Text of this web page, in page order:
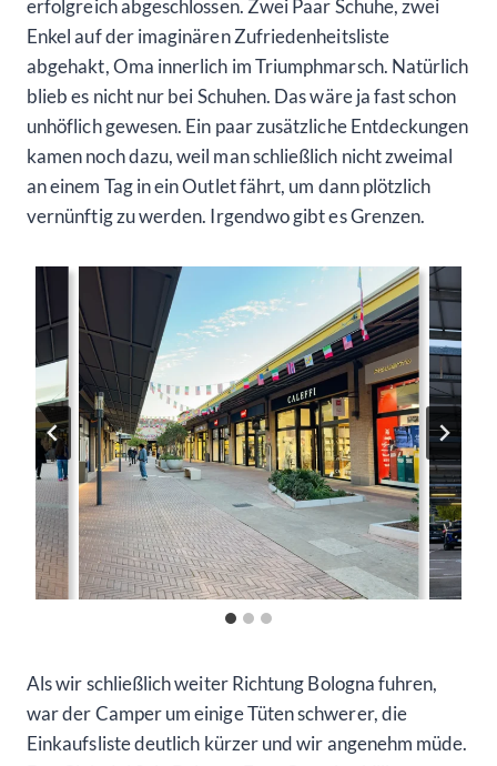
erfolgreich abgeschlossen. Zwei Paar Schuhe, zwei
Enkel auf der imaginären Zufriedenheitsliste
abgehakt, Oma innerlich im Triumphmarsch. Natürlich
blieb es nicht nur bei Schuhen. Das wäre ja fast schon
unhöflich gewesen. Ein paar zusätzliche Entdeckungen
kamen noch dazu, weil man schließlich nicht zweimal
an einem Tag in ein Outlet fährt, um dann plötzlich
vernünftig zu werden. Irgendwo gibt es Grenzen.
Als wir schließlich weiter Richtung Bologna fuhren,
war der Camper um einige Tüten schwerer, die
Einkaufsliste deutlich kürzer und wir angenehm müde.